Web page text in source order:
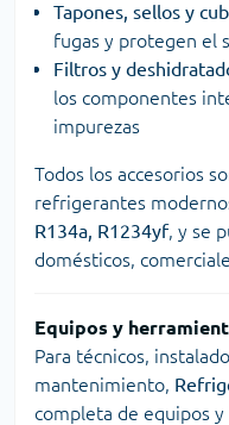
Tapones, sellos y
fugas y protegen el
Filtros y
los componentes
impurezas
Todos los accesorios
refrigerantes
R134a, R1234yf, y se
domésticos,
Equipos y
Para técnicos,
mantenimiento,
completa de equipos